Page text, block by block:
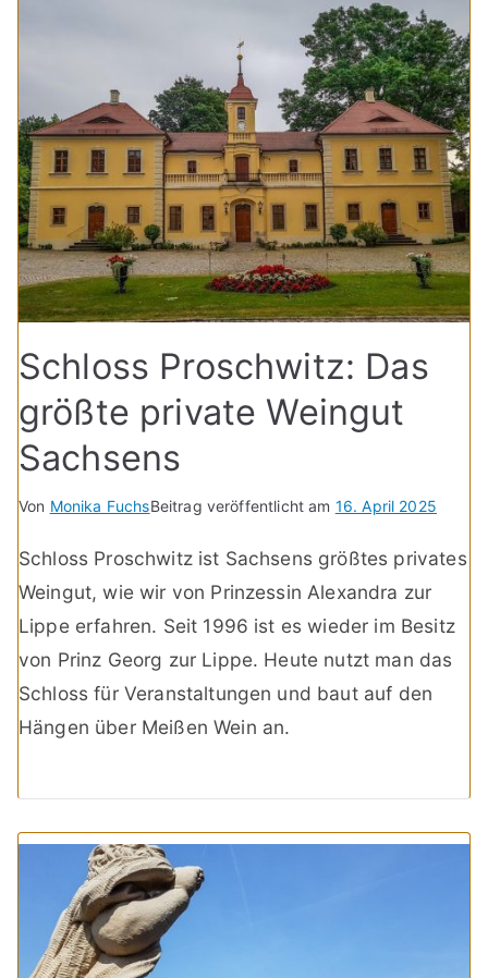
Schloss Proschwitz: Das
größte private Weingut
Sachsens
Von Monika FuchsBeitrag veröffentlicht am 16. April 2025
Schloss Proschwitz ist Sachsens größtes privates
Weingut, wie wir von Prinzessin Alexandra zur
Lippe erfahren. Seit 1996 ist es wieder im Besitz
von Prinz Georg zur Lippe. Heute nutzt man das
Schloss für Veranstaltungen und baut auf den
Hängen über Meißen Wein an.